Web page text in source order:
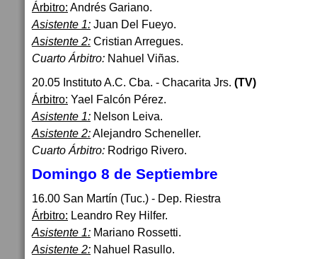
Árbitro: Andrés Gariano.
Asistente 1: Juan Del Fueyo.
Asistente 2: Cristian Arregues.
Cuarto Árbitro: Nahuel Viñas.
20.05 Instituto A.C. Cba. - Chacarita Jrs. (TV)
Árbitro: Yael Falcón Pérez.
Asistente 1: Nelson Leiva.
Asistente 2:Alejandro Scheneller.
Cuarto Árbitro: Rodrigo Rivero.
Domingo 8 de Septiembre
16.00 San Martín (Tuc.) - Dep. Riestra
Árbitro: Leandro Rey Hilfer.
Asistente 1: Mariano Rossetti.
Asistente 2: Nahuel Rasullo.